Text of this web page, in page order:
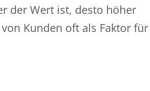
der Wert ist, desto höher
Kunden oft als Faktor für